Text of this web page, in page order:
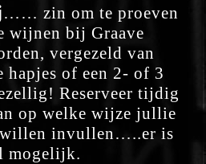
…… zin om te proeven
wijnen bij Graave
vergezeld van
hapjes of een 2- of 3
Reserveer tijdig
op welke wijze jullie
willen invullen…..er is
mogelijk.